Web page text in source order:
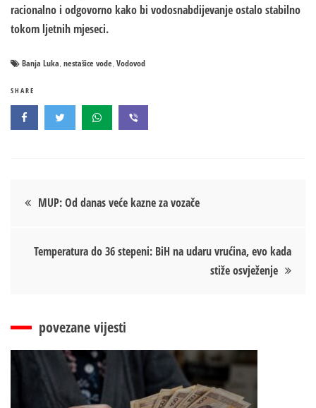
racionalno i odgovorno kako bi vodosnabdijevanje ostalo stabilno
tokom ljetnih mjeseci.
Banja Luka, nestašice vode, Vodovod
SHARE
Кретање
MUP: Od danas veće kazne za vozače
Temperatura do 36 stepeni: BiH na udaru vrućina, evo kada
stiže osvježenje
povezane vijesti